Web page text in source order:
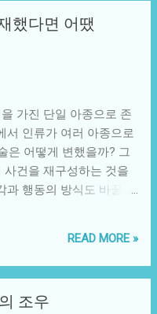
과 기술들이 점차 상용
의 불씨가 되었다. 그렇
자 그들은 어두운 그늘 아
마주쳤다. 그들은 빠르
인공이 되었다. 탈북 과
이상의 폭력을 포괄하
사용되는 기술적 방법론
기술이 동원되어, 북쪽
아가는 방법이 점점 더
상은 한 가지 눈에 띄는
면서 국외에서의 그들
있다. 한국 정부뿐만 아니
위해 여러 정책을 펼치
못했던 북한 출신 이민자
는 환희의 순간이라 할
했다면 어땠
가진 단일 아종으로 존
서 인류가 여러 아종으로
은 어떻게 변했을까? 그
건을 재구성하는 것을
과 행동의 방식도 바꿀 수
이동이다. 아프리카에
후 변화와 식량 자원의 이
. 이 과정에서 다양한 환
능성이 존재한다. 이러
READ MORE »
조우